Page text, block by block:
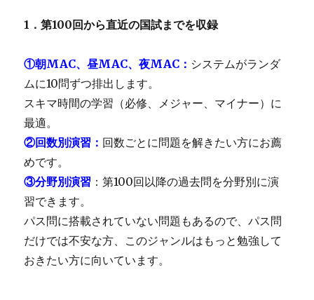
1．第100回から直近の国試までを収録
①朝MAC、昼MAC、夜MAC ： システムがランダ
ムに10問ずつ排出します。
スキマ時間の学習（必修、メジャー、マイナー）に
最適。
②回数別演習 ： 回数ごとに問題を解きたい方にお薦
めです。
③分野別演習 ：第100回以降の過去問を分野別に演
習できます。
パス問に搭載されていない問題もあるので、パス問
だけでは不安な方、このジャンルはもっと勉強して
おきたい方に向いています。